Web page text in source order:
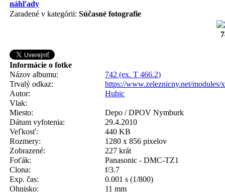
Zaradené v kategórii: Súčasné fotografie
Informácie o fotke
Názov albumu:
742 (ex. T 466.2)
Trvalý odkaz:
https://www.zeleznicny.net/
Autor:
Hubic
Vlak:
Miesto:
Depo / DPOV Nymburk
Dátum vyfotenia:
29.4.2010
Veľkosť:
440 KB
Rozmery:
1280 x 856 pixelov
Zobrazené:
227 krát
Foťák:
Panasonic - DMC-TZ1
Clona:
f/3.7
Exp. čas:
0.001 s (1/800)
Ohnisko:
11 mm